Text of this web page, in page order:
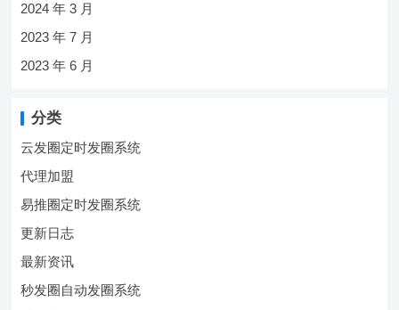
2024 年 3 月
2023 年 7 月
2023 年 6 月
分类
云发圈定时发圈系统
代理加盟
易推圈定时发圈系统
更新日志
最新资讯
秒发圈自动发圈系统